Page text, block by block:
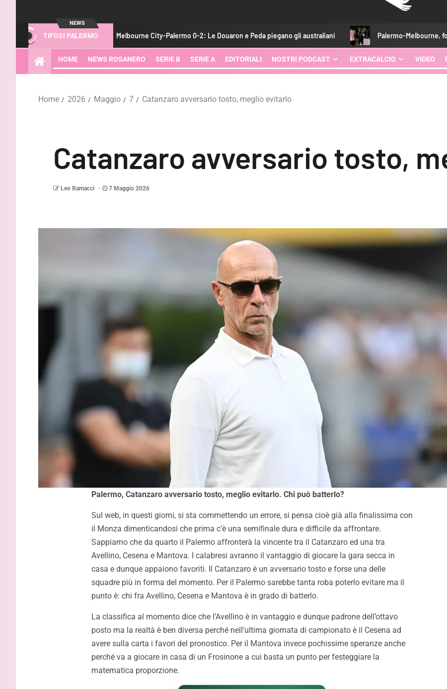
NEWS
TIFOSI PALERMOMelbourne City-Palermo 0-2: Le Douaron e Peda piegano gli australiani Palermo-Melbourne, formazioni
HOME NEWS ROSANERO SERIE B SERIE A EDITORIALI NOSTRI PODCAST EXTRACALCIO VIDEO
Home 2026 Maggio 7 Catanzaro avversario tosto, meglio evitarlo
Catanzaro avversario tosto,
Leo Ramacci 7 Maggio 2026
Palermo, Catanzaro avversario tosto, meglio evitarlo. Chi può batterlo?
Sul web, in questi giorni, si sta commettendo un errore, si pensa cioè già alla finalissima con
il Monza dimenticandosi che prima c’è una semifinale dura e difficile da affrontare.
Sappiamo che da quarto il Palermo affronterà la vincente tra il Catanzaro ed una tra
Avellino, Cesena e Mantova. I calabresi avranno il vantaggio di giocare la gara secca in
casa e dunque appaiono favoriti. Il Catanzaro è un avversario tosto e forse una delle
squadre più in forma del momento. Per il Palermo sarebbe tanta roba poterlo evitare ma il
punto è: chi fra Avellino, Cesena e Mantova è in grado di batterlo.
La classifica al momento dice che l’Avellino è in vantaggio e dunque padrone dell’ottavo
posto ma la realtà è ben diversa perché nell’ultima giornata di campionato è il Cesena ad
avere sulla carta i favori del pronostico. Per il Mantova invece pochissime speranze anche
perché va a giocare in casa di un Frosinone a cui basta un punto per festeggiare la
matematica proporzione.
Gardini: “Pronti per essere
protagonisti. Con i tifosi nulla è
impossibile”
Inzaghi: “Contenti di aver
adesso ci sarà da lottare per
tornare dove meritiamo”